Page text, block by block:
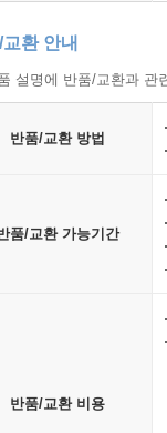
환 안내
설명에 반품/교환과 관
반품/교환 방법
품/교환 가능기간
반품/교환 비용